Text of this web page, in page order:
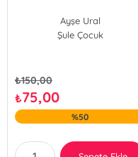
Ayşe Ural
Şule Çocuk
₺150,00
₺75,00
%50